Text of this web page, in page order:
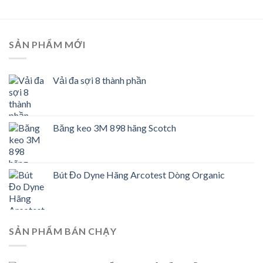
SẢN PHẨM MỚI
Vải đa sợi 8 thành phần
Băng keo 3M 898 hãng Scotch
Bút Đo Dyne Hãng Arcotest Dòng Organic
SẢN PHẨM BÁN CHẠY